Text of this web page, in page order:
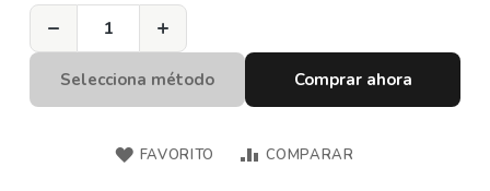
− +
Selecciona método Comprar ahora
FAVORITO COMPARAR